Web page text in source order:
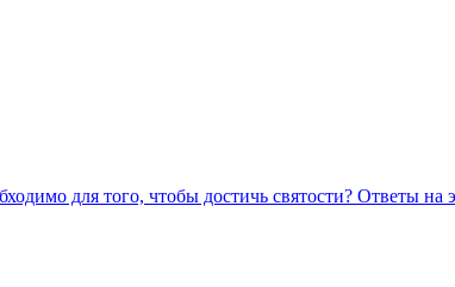
для того, чтобы достичь святости? Ответы на